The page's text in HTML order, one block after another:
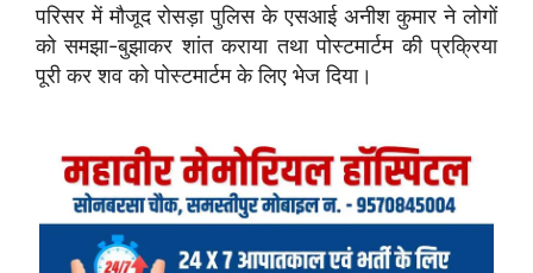
परिसर में मौजूद रोसड़ा पुलिस के एसआई अनीश कुमार ने लोगों
को समझा-बुझाकर शांत कराया तथा पोस्टमार्टम की प्रक्रिया
पूरी कर शव को पोस्टमार्टम के लिए भेज दिया।